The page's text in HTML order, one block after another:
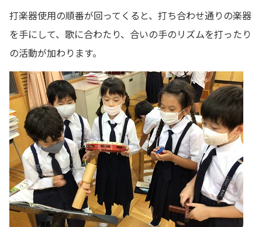
打楽器使用の順番が回ってくると、打ち合わせ通りの楽器
を手にして、歌に合わたり、合いの手のリズムを打ったり
の活動が加わります。